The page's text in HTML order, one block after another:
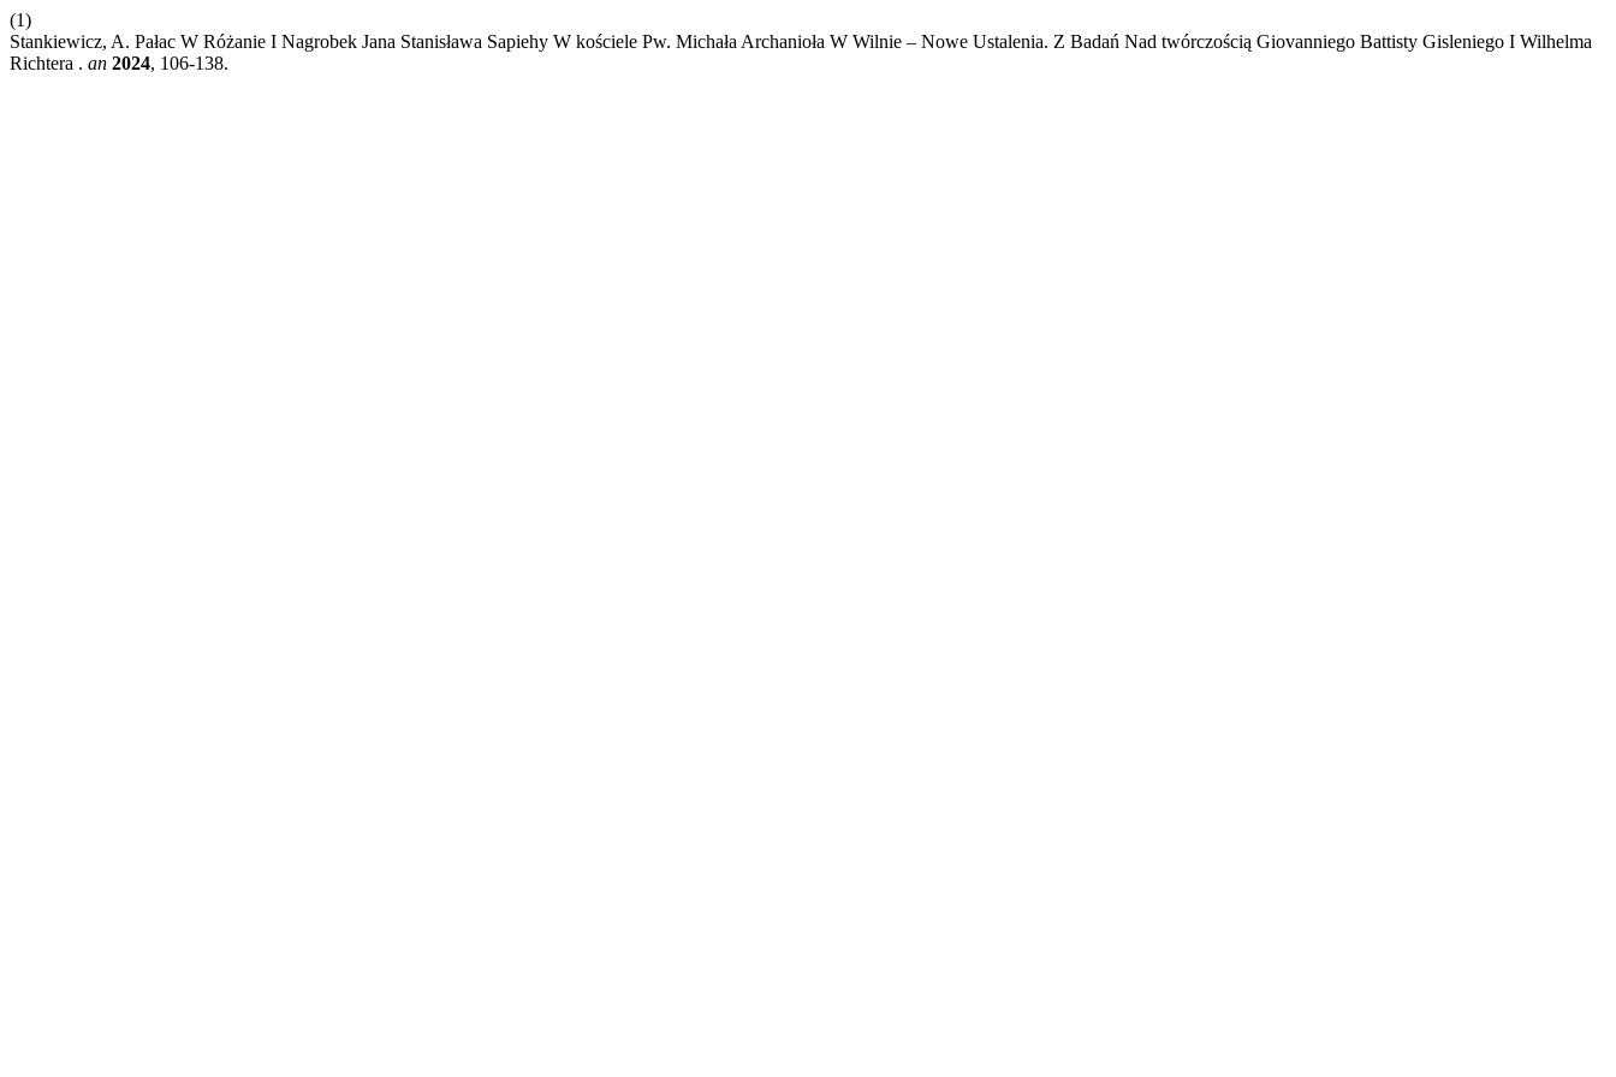
(1)
Stankiewicz, A. Pałac W Różanie I Nagrobek Jana Stanisława Sapiehy W kościele Pw. Michała Archanioła W Wilnie – Nowe Ustalenia. Z Badań Nad twórczością Giovanniego Battisty Gisleniego I Wilhelma
Richtera . an 2024, 106-138.